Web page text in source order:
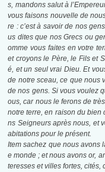
s, mandons salut à
vous faisons nouvelle de
re : c’est à savoir de nos
us dites que nos Grecs ou
omme vous faites en votre
et croyons le Père, le Fils et
é, et un seul vrai Dieu. Et
de notre sceau, ce que nous
de nos gens. Si vous voulez
ous, car nous le ferons de
notre terre, en raison du bien
ns Seigneurs après nous, et
abitations pour le présent.
Item sachez que nous avons
e monde ; et nous avons or,
teresses et villes fortes, cités,